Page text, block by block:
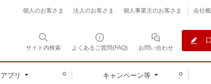
個人のお客さま 法人のお客さま 個人事業主のお客さま 会社
サイト内検索 よくあるご質問(FAQ) お問い合わせ
アプリ キャンペーン等